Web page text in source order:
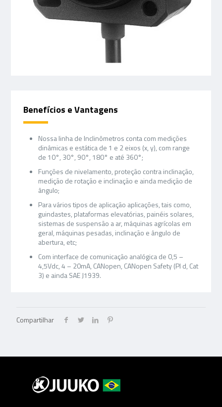
Benefícios e Vantagens
Nossa linha de Inclinômetros conta com medições
dinâmicas e estática de 1 e 2 eixos (x, y), com range
de 10°, 30°, 90°, 180° e até 360°;
Funções de nivelamento, proteção contra inclinação,
medição de rotação e inclinação e ainda medição de
ângulo;
Para vários tipos de aplicação aplicações, tais como,
guindastes, plataformas elevatórias, painéis solares,
sistemas de suspensão a ar, máquinas agrícolas em
geral, máquinas pesadas, inclinação e ângulo de
abertura, etc;
Com interface de comunicação analógica de 0,5 –
4,5Vdc, 4 – 20mA, CANopen, CANopen Safety (Pl d, Cat
3) e ainda SAE J1939.
Compartilhar